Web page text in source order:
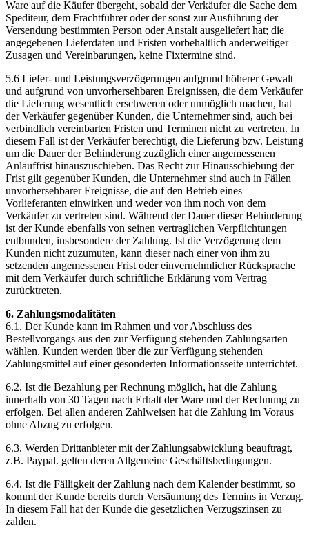
Ware auf die Käufer übergeht, sobald der Verkäufer die Sache dem
Spediteur, dem Frachtführer oder der sonst zur Ausführung der
Versendung bestimmten Person oder Anstalt ausgeliefert hat; die
angegebenen Lieferdaten und Fristen vorbehaltlich anderweitiger
Zusagen und Vereinbarungen, keine Fixtermine sind.
5.6 Liefer- und Leistungsverzögerungen aufgrund höherer Gewalt
und aufgrund von unvorhersehbaren Ereignissen, die dem Verkäufer
die Lieferung wesentlich erschweren oder unmöglich machen, hat
der Verkäufer gegenüber Kunden, die Unternehmer sind, auch bei
verbindlich vereinbarten Fristen und Terminen nicht zu vertreten. In
diesem Fall ist der Verkäufer berechtigt, die Lieferung bzw. Leistung
um die Dauer der Behinderung zuzüglich einer angemessenen
Anlauffrist hinauszuschieben. Das Recht zur Hinausschiebung der
Frist gilt gegenüber Kunden, die Unternehmer sind auch in Fällen
unvorhersehbarer Ereignisse, die auf den Betrieb eines
Vorlieferanten einwirken und weder von ihm noch von dem
Verkäufer zu vertreten sind. Während der Dauer dieser Behinderung
ist der Kunde ebenfalls von seinen vertraglichen Verpflichtungen
entbunden, insbesondere der Zahlung. Ist die Verzögerung dem
Kunden nicht zuzumuten, kann dieser nach einer von ihm zu
setzenden angemessenen Frist oder einvernehmlicher Rücksprache
mit dem Verkäufer durch schriftliche Erklärung vom Vertrag
zurücktreten.
6. Zahlungsmodalitäten
6.1. Der Kunde kann im Rahmen und vor Abschluss des
Bestellvorgangs aus den zur Verfügung stehenden Zahlungsarten
wählen. Kunden werden über die zur Verfügung stehenden
Zahlungsmittel auf einer gesonderten Informationsseite unterrichtet.
6.2. Ist die Bezahlung per Rechnung möglich, hat die Zahlung
innerhalb von 30 Tagen nach Erhalt der Ware und der Rechnung zu
erfolgen. Bei allen anderen Zahlweisen hat die Zahlung im Voraus
ohne Abzug zu erfolgen.
6.3. Werden Drittanbieter mit der Zahlungsabwicklung beauftragt,
z.B. Paypal. gelten deren Allgemeine Geschäftsbedingungen.
6.4. Ist die Fälligkeit der Zahlung nach dem Kalender bestimmt, so
kommt der Kunde bereits durch Versäumung des Termins in Verzug.
In diesem Fall hat der Kunde die gesetzlichen Verzugszinsen zu
zahlen.